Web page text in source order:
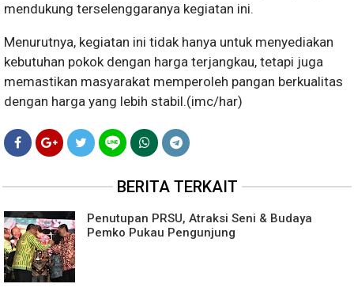
mendukung terselenggaranya kegiatan ini.
Menurutnya, kegiatan ini tidak hanya untuk menyediakan
kebutuhan pokok dengan harga terjangkau, tetapi juga
memastikan masyarakat memperoleh pangan berkualitas
dengan harga yang lebih stabil.(imc/har)
BERITA TERKAIT
Penutupan PRSU, Atraksi Seni & Budaya
Pemko Pukau Pengunjung